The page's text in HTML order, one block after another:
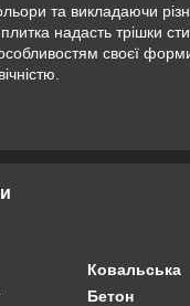
та викладаючи
надасть трішки
своєї
Ковальська
Бетон